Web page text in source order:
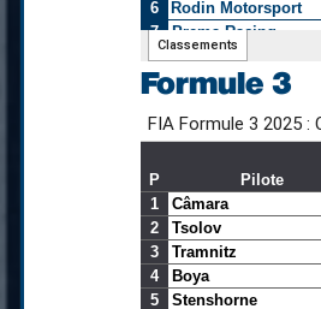
Formule 3